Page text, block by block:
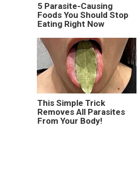
5 Parasite-Causing
Foods You Should Stop
Eating Right Now
This Simple Trick
Removes All Parasites
From Your Body!